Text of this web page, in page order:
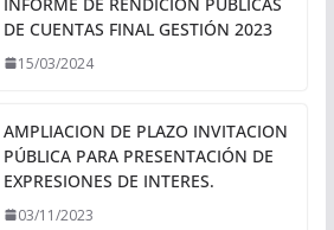
DE CUENTAS FINAL GESTIÓN 2023
15/03/2024
AMPLIACION DE PLAZO INVITACION
PÚBLICA PARA PRESENTACIÓN DE
EXPRESIONES DE INTERES.
03/11/2023